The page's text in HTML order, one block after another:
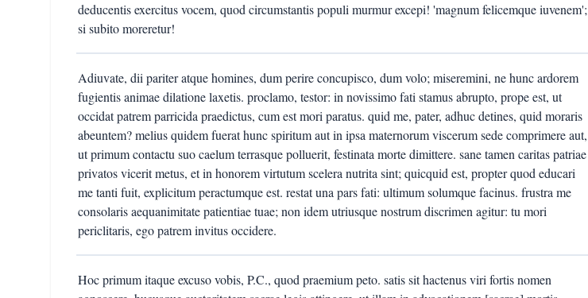
deducentis exercitus vocem, quod circumstantis populi murmur excepi! 'magnum felicemque iuvenem';
si subito moreretur!
Adiuvate, dii pariter atque homines, dum perire concupisco, dum volo; miseremini, ne hunc ardorem
fugientis animae dilatione laxetis. proclamo, testor: in novissimo fati stamus abrupto, prope est, ut
occidat patrem parricida praedictus, cum est mori paratus. quid me, pater, adhuc detines, quid moraris
abeuntem? melius quidem fuerat hunc spiritum aut in ipsa maternorum viscerum sede comprimere aut,
ut primum contactu suo caelum terrasque polluerit, festinata morte dimittere. sane tamen caritas patriae
privatos vicerit metus, et in honorem virtutum scelera nutrita sint; quicquid est, propter quod educari
me tanti fuit, explicitum peractumque est. restat una pars fati: ultimum solumque facinus. frustra me
consolaris aequanimitate patientiae tuae; non idem utriusque nostrum discrimen agitur: tu mori
periclitaris, ego patrem invitus occidere.
Hoc primum itaque excuso vobis, P.C., quod praemium peto. satis sit hactenus viri fortis nomen